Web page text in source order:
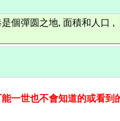
個彈圆之地, 面積和人
一世也不會知道的或看到